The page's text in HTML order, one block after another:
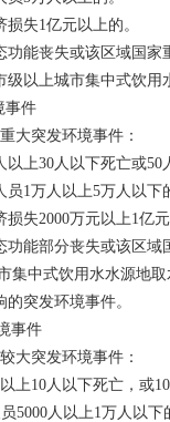
损失1亿元以上的。
功能丧失或该区域国家
级以上城市集中式饮用
事件
大突发环境事件：
以上30人以下死亡或50
员1万人以上5万人以下
损失2000万元以上1亿
功能部分丧失或该区
集中式饮用水水源地
突发环境事件。
事件
大突发环境事件：
上10人以下死亡，或10
5000人以上1万人以下